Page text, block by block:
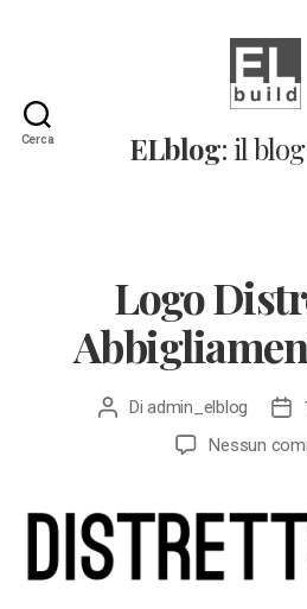
Cerca
Il
blog
ELblog: il
Logo
Autore
Diadmin_elblog
Nessun